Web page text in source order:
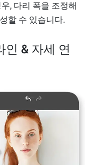
, 다리 폭을 조정해
할 수 있습니다.
인 & 자세 연